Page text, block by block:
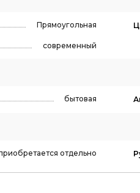
Прямоугольная
современный
бытовая
отдельно